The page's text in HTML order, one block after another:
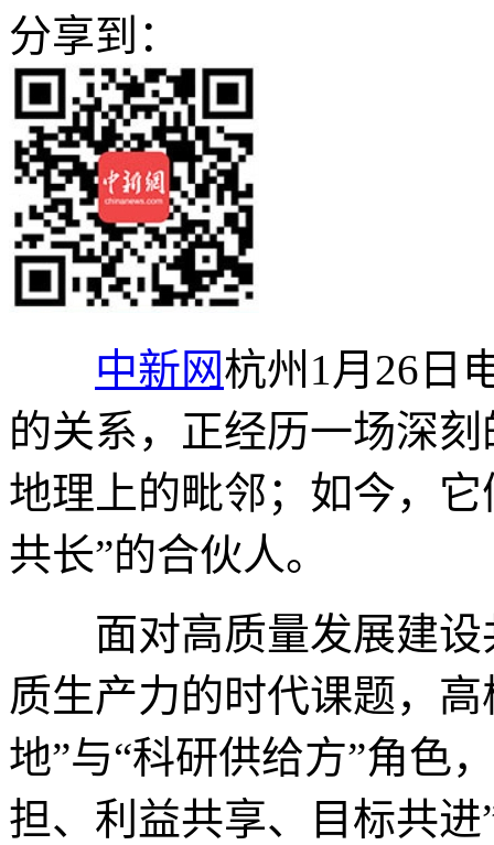
分享到：
中新网杭州1月26日
的关系，正经历一场深
地理上的毗邻；如今，
共长”的合伙人。
面对高质量发展建设
质生产力的时代课题，
地”与“科研供给方”角色
担、利益共享、目标共进